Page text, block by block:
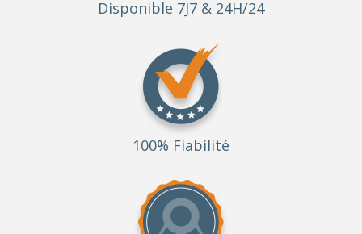
Disponible 7J7 & 24H/24
100% Fiabilité